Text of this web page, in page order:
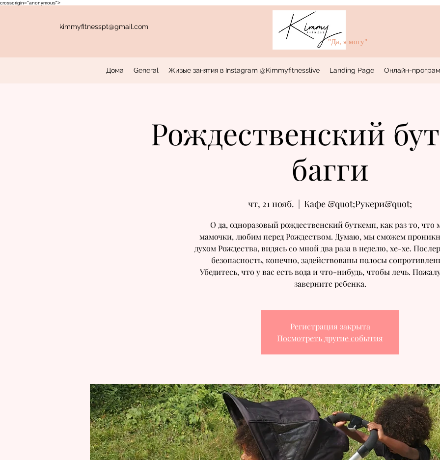
crossorigin="anonymous">
kimmyfitnesspt@gmail.com
"Да, я могу"
Дома General Живые занятия в Instagram @Kimmyfitnesslive Landing Page Онлайн-
Рождественский
багги
чт, 21 нояб.
  |
Кафе &quot;Рукери&quot;
О да, одноразовый рождественский буткемп, как раз то, что
мамочки, любим перед Рождеством. Думаю, мы сможем
духом Рождества, видясь со мной два раза в неделю, хе-хе.
безопасность, конечно, задействованы полосы
Убедитесь, что у вас есть вода и что-нибудь, чтобы лечь.
заверните ребенка.
Регистрация закрыта
Посмотреть другие события